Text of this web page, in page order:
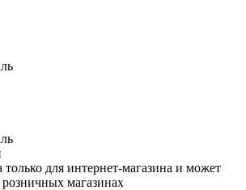
только для интернет-магазина и может
розничных магазинах